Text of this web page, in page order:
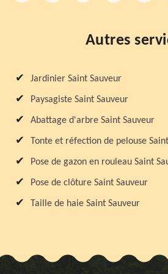
Autres
Jardinier Saint Sauveur
Paysagiste Saint Sauveur
Abattage d'arbre Saint Sauveur
Tonte et réfection de pelouse
Pose de gazon en rouleau Saint
Pose de clôture Saint Sauveur
Taille de haie Saint Sauveur